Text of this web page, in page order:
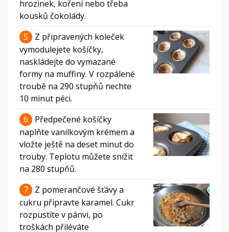
hrozinek, koření nebo třeba
kousků čokolády.
5
Z připravených koleček
vymodulejete košíčky,
naskládejte do vymazané
formy na muffiny. V rozpálené
troubě na 290 stupňů nechte
10 minut péci.
6
Předpečené košíčky
naplňte vanilkovým krémem a
vložte ještě na deset minut do
trouby. Teplotu můžete snížit
na 280 stupňů.
7
Z pomerančové šťávy a
cukru připravte karamel. Cukr
rozpustíte v pánvi, po
troškách přiléváte